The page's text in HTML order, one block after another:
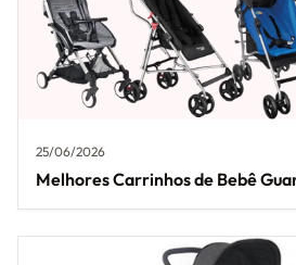
25/06/2026
Melhores Carrinhos de Bebê